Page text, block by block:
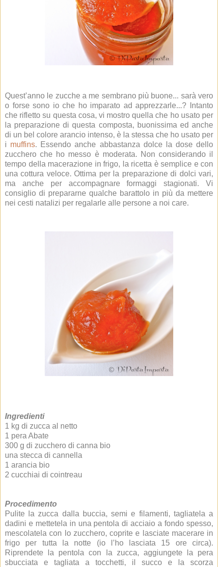
Quest’anno le zucche a me sembrano più buone... sarà vero
o forse sono io che ho imparato ad apprezzarle...? Intanto
che rifletto su questa cosa, vi mostro quella che ho usato per
la preparazione di questa composta, buonissima ed anche
di un bel colore arancio intenso, è la stessa che ho usato per
i muffins. Essendo anche abbastanza dolce la dose dello
zucchero che ho messo è moderata. Non considerando il
tempo della macerazione in frigo, la ricetta è semplice e con
una cottura veloce. Ottima per la preparazione di dolci vari,
ma anche per accompagnare formaggi stagionati. Vi
consiglio di prepararne qualche barattolo in più da mettere
nei cesti natalizi per regalarle alle persone a noi care.
Ingredienti
1 kg di zucca al netto
1 pera Abate
300 g di zucchero di canna bio
una stecca di cannella
1 arancia bio
2 cucchiai di cointreau
Procedimento
Pulite la zucca dalla buccia, semi e filamenti, tagliatela a
dadini e mettetela in una pentola di acciaio a fondo spesso,
mescolatela con lo zucchero, coprite e lasciate macerare in
frigo per tutta la notte (io l’ho lasciata 15 ore circa).
Riprendete la pentola con la zucca, aggiungete la pera
sbucciata e tagliata a tocchetti, il succo e la scorza